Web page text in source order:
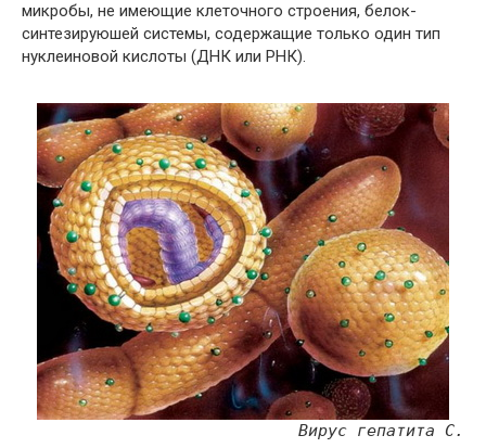
микробы, не имеющие клеточного строения, белок-
синтезируюшей системы, содержащие только один тип
нуклеиновой кислоты (ДНК или РНК).
Вирус гепатита С.